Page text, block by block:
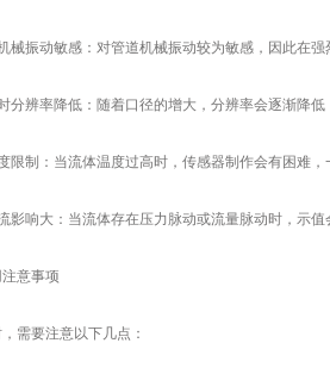
振动敏感：对管道机械振动较为敏感，因此在强
辨率降低：随着口径的增大，分辨率会逐渐降低
制：当流体温度过高时，传感器制作会有困难，
响大：当流体存在压力脉动或流量脉动时，示值
意事项
要注意以下几点：